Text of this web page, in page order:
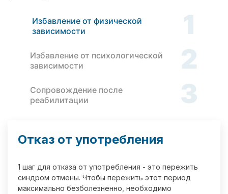
Избавление от физической
зависимости
1
Избавление от психологической
зависимости
2
Сопровождение после
реабилитации
3
Отказ от употребления
1 шаг для отказа от употребления - это пережить
синдром отмены. Чтобы пережить этот период
максимально безболезненно, необходимо